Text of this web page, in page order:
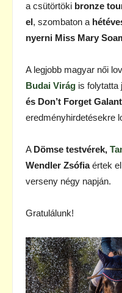
a csütörtöki bronze
el, szombaton a
nyerni Miss Mary
A legjobb magyar női
Budai Virág is folytatta
és Don’t Forget
eredményhirdetésekre
A Dömse testvérek,
Wendler Zsófiaértek
verseny négy napján.
Gratulálunk!